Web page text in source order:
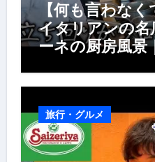
【何も言わな
イタリアンの名
ーネの厨房風景
風景】
旅行・グルメ